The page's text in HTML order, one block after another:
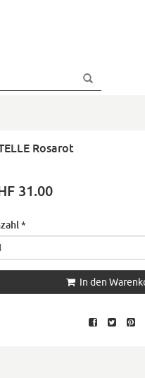
Rosarot
31.00
*
In den